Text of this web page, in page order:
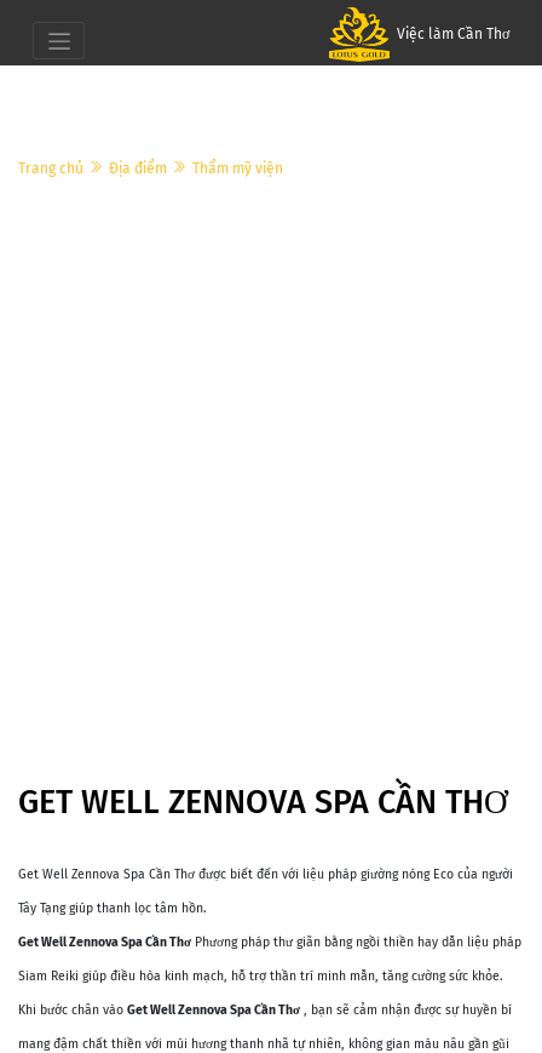
Việc làm Cần Thơ
Trang chủ Địa điểm Thẩm mỹ viện
GET WELL ZENNOVA SPA CẦN THƠ
Get Well Zennova Spa Cần Thơ được biết đến với liệu pháp giường nóng Eco của người
Tây Tạng giúp thanh lọc tâm hồn.
Get Well Zennova Spa Cần Thơ Phương pháp thư giãn bằng ngồi thiền hay dẫn liệu pháp
Siam Reiki giúp điều hòa kinh mạch, hỗ trợ thần trí minh mẫn, tăng cường sức khỏe.
Khi bước chân vào Get Well Zennova Spa Cần Thơ , bạn sẽ cảm nhận được sự huyền bí
mang đậm chất thiền với mùi hương thanh nhã tự nhiên, không gian màu nâu gần gũi